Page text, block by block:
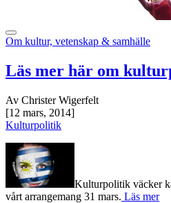
Om kultur, vetenskap & samhälle
Läs mer här om
Av Christer Wigerfelt
[12 mars, 2014]
Kulturpolitik
Kulturpolitik väcker
vårt arrangemang 31 mars. Läs mer